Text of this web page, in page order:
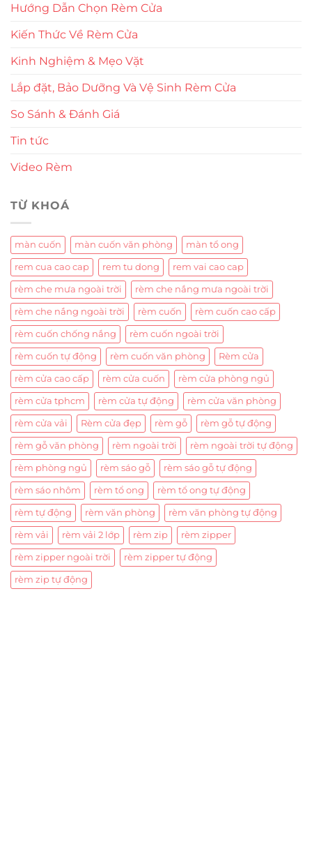
Hướng Dẫn Chọn Rèm Cửa
Kiến Thức Về Rèm Cửa
Kinh Nghiệm & Mẹo Vặt
Lắp đặt, Bảo Dưỡng Và Vệ Sinh Rèm Cửa
So Sánh & Đánh Giá
Tin tức
Video Rèm
TỪ KHOÁ
màn cuốn màn cuốn văn phòng màn tổ ong
rem cua cao cap rem tu dong rem vai cao cap
rèm che mưa ngoài trời rèm che nắng mưa ngoài trời
rèm che nắng ngoài trời rèm cuốn rèm cuốn cao cấp
rèm cuốn chống nắng rèm cuốn ngoài trời
rèm cuốn tự động rèm cuốn văn phòng Rèm cửa
rèm cửa cao cấp rèm cửa cuốn rèm cửa phòng ngủ
rèm cửa tphcm rèm cửa tự động rèm cửa văn phòng
rèm cửa vải Rèm cửa đẹp rèm gỗ rèm gỗ tự động
rèm gỗ văn phòng rèm ngoài trời rèm ngoài trời tự động
rèm phòng ngủ rèm sáo gỗ rèm sáo gỗ tự động
rèm sáo nhôm rèm tổ ong rèm tổ ong tự động
rèm tự động rèm văn phòng rèm văn phòng tự động
rèm vải rèm vải 2 lớp rèm zip rèm zipper
rèm zipper ngoài trời rèm zipper tự động
rèm zip tự động